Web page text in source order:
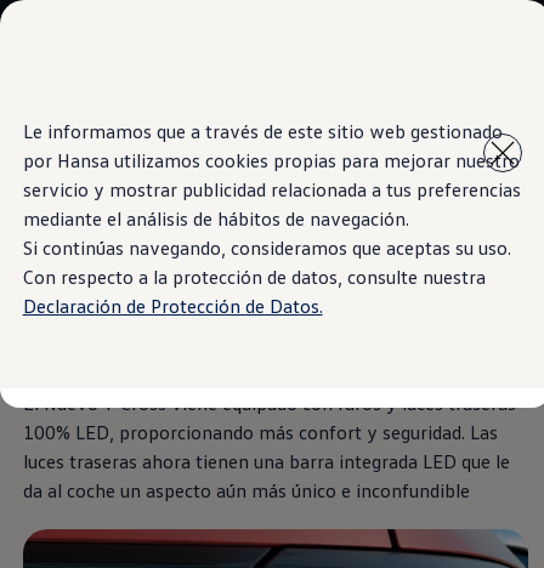
Le informamos que a través de este sitio web gestionado
por Hansa utilizamos cookies propias para mejorar nuestro
servicio y mostrar publicidad relacionada a tus preferencias
mediante el análisis de hábitos de navegación.
Si continúas navegando, consideramos que aceptas su uso.
Con respecto a la protección de datos, consulte nuestra
Declaración de Protección de Datos.
contenido
principal
a pie
de
página
Test Drive
Contáctenos
Marca y Experiencia
Volkswagen Bolivia
Espacio Exclusivo para Prensa
Latin NCAP
Tengo un Volkswagen
Manuales Volkswagen
Takata airbag recall campaign
Information
Nuevos faros y luces
Led
El Nuevo T‑Crossviene equipado con faros y luces traseras
100% LED, proporcionando más confort y seguridad. Las
luces traseras ahora tienen una barra integrada LED que le
da al coche un aspecto aún más único e inconfundible